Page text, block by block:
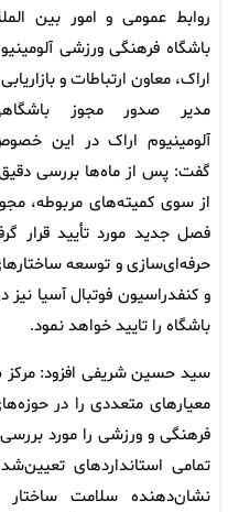
روابط عمومی و امور بین
باشگاه فرهنگی ورزشی
اراک، معاون ارتباطات و
مدیر صدور مجوز
آلومینیوم اراک در این
گفت: پس از ماه‌ها بررسی
از سوی کمیته‌های مربوطه،
فصل جدید مورد تأیید قرار
حرفه‌ای‌سازی و توسعه
و کنفدراسیون فوتبال آسیا
باشگاه را تایید خواهد نمود.
سید حسین شریفی افزود: مرکز
معیارهای متعددی را در
فرهنگی و ورزشی را مورد
تمامی استانداردهای
نشان‌دهنده سلامت ساختار